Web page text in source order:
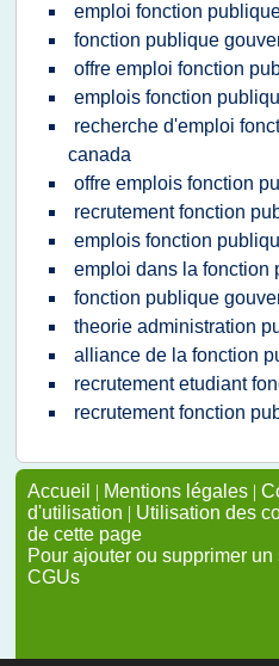
emploi fonction
fonction publique
offre emploi fonction
emplois fonction
recherche d'emploi
canada
offre emplois fonction
recrutement fonction
emplois fonction
emploi dans la fonction
fonction publique
theorie administration
alliance de la fonction
recrutement etudiant
recrutement fonction
Accueil | Mentions légales |
d'utilisation | Utilisation des
de cette page
Pour ajouter ou supprimer
CGUs